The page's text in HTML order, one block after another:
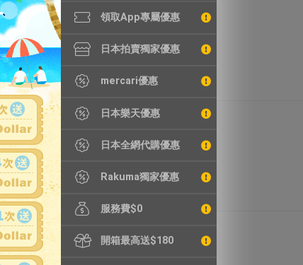
領取App專屬優惠
日本拍賣獨家優惠
mercari優惠
日本樂天優惠
日本全網代購優惠
Rakuma獨家優惠
服務費$0
開箱最高送$180
2,860円
HK150.2元
1,848円
HK97.0元
11,176円
HK586.7元